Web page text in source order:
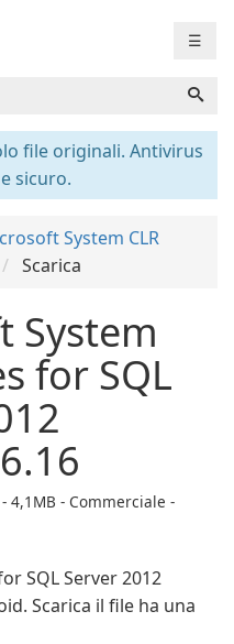
☰
file originali. Antivirus
sicuro.
System CLR
Scarica
System
for SQL
- 4,1MB - Commerciale -
SQL Server 2012
Scarica il file ha una